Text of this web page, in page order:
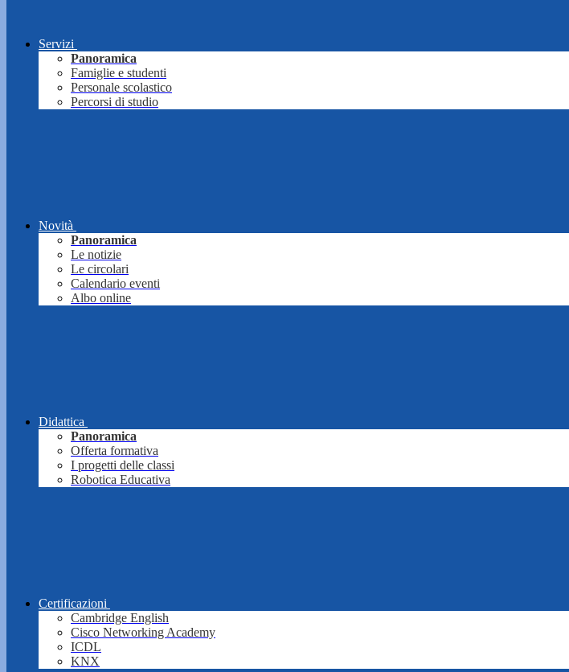
Servizi
Panoramica
Famiglie e studenti
Personale scolastico
Percorsi di studio
Novità
Panoramica
Le notizie
Le circolari
Calendario eventi
Albo online
Didattica
Panoramica
Offerta formativa
I progetti delle classi
Robotica Educativa
Certificazioni
Cambridge English
Cisco Networking Academy
ICDL
KNX